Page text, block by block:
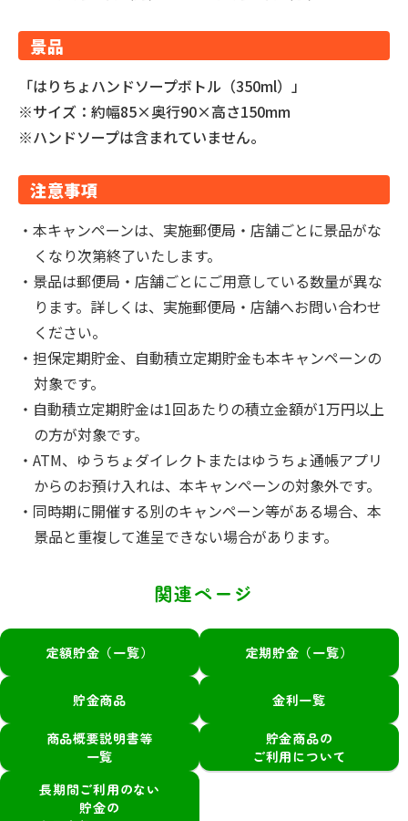
景品
「はりちょハンドソープボトル（350ml）」
※サイズ：約幅85×奥行90×高さ150mm
※ハンドソープは含まれていません。
注意事項
・本キャンペーンは、実施郵便局・店舗ごとに景品がな
くなり次第終了いたします。
・景品は郵便局・店舗ごとにご用意している数量が異な
ります。詳しくは、実施郵便局・店舗へお問い合わせ
ください。
・担保定期貯金、自動積立定期貯金も本キャンペーンの
対象です。
・自動積立定期貯金は1回あたりの積立金額が1万円以上
の方が対象です。
・ATM、ゆうちょダイレクトまたはゆうちょ通帳アプリ
からのお預け入れは、本キャンペーンの対象外です。
・同時期に開催する別のキャンペーン等がある場合、本
景品と重複して進呈できない場合があります。
関連ページ
定額貯金（一覧） 定期貯金（一覧）
貯金商品 金利一覧
商品概要説明書等
一覧
貯金商品の
ご利用について
長期間ご利用のない
貯金の